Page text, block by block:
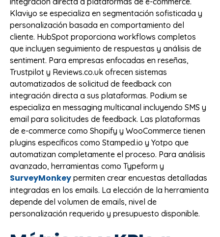
Klaviyo se especializa en segmentación sofisticada y
personalización basada en comportamiento del
cliente. HubSpot proporciona workflows completos
que incluyen seguimiento de respuestas y análisis de
sentiment. Para empresas enfocadas en reseñas,
Trustpilot y Reviews.co.uk ofrecen sistemas
automatizados de solicitud de feedback con
integración directa a sus plataformas. Podium se
especializa en messaging multicanal incluyendo SMS y
email para solicitudes de feedback. Las plataformas
de e-commerce como Shopify y WooCommerce tienen
plugins específicos como Stamped.io y Yotpo que
automatizan completamente el proceso. Para análisis
avanzado, herramientas como Typeform y
SurveyMonkey permiten crear encuestas detalladas
integradas en los emails. La elección de la herramienta
depende del volumen de emails, nivel de
personalización requerido y presupuesto disponible.